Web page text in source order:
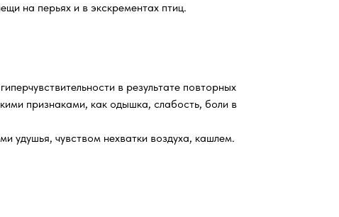
на перьях и в экскрементах птиц.
в результате повторных
признаками, как одышка, слабость, боли в
удушья, чувством нехватки воздуха, кашлем.